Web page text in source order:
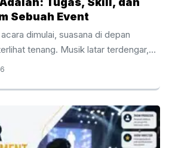
Sebuah Event
dimulai, suasana di depan
tenang. Musik latar terdengar,
pembuka, para tamu mulai duduk,
berada di area tunggu. File video
Mikrofon presenter masih
yang sama, klien meminta agar satu